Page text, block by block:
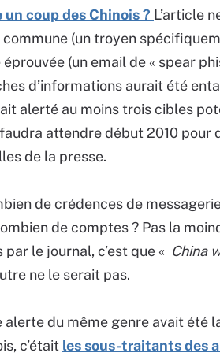
un coup des Chinois ? L’article
commune (un troyen
(un email de « spear
d’informations aurait été
alerté au moins trois cibles
attendre début 2010 pour
de la presse.
de crédences de
de comptes ? Pas la
le journal, c’est que « China
ne le serait pas.
alerte du même genre avait été
c’était les sous-traitants des